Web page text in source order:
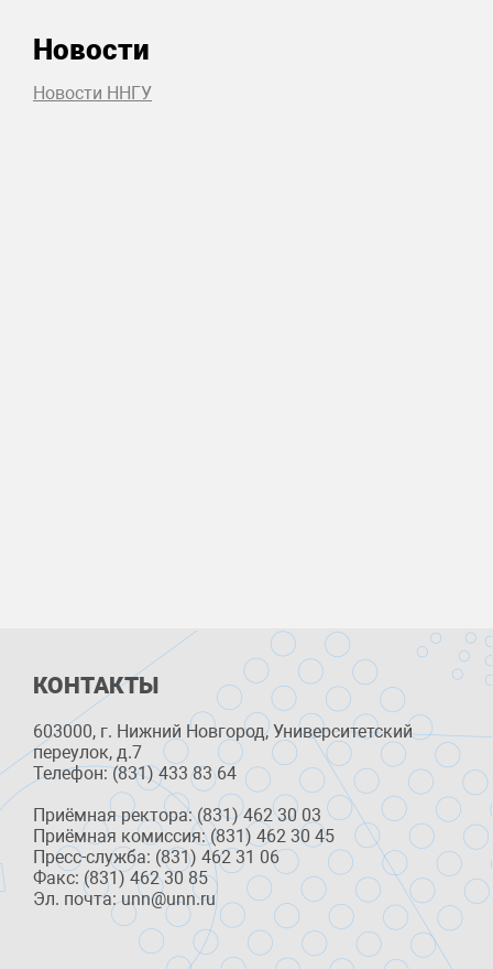
Новости
Новости ННГУ
КОНТАКТЫ
603000, г. Нижний Новгород, Университетский
переулок, д.7
Телефон: (831) 433 83 64
Приёмная ректора: (831) 462 30 03
Приёмная комиссия: (831) 462 30 45
Пресс-служба: (831) 462 31 06
Факс: (831) 462 30 85
Эл. почта: unn@unn.ru